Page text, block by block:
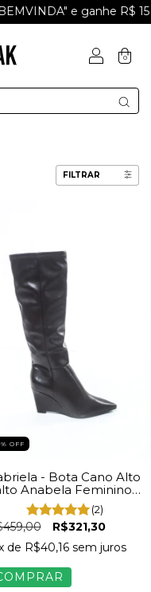
e ganhe R$ 15
0
FILTRAR
OFF
- Bota Cano Alto
Anabela Feminino
Marrom
(2)
R$321,30
de R$40,16 sem juros